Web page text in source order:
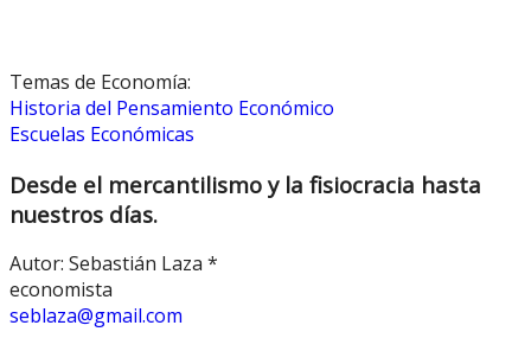
Temas de Economía:
Historia del Pensamiento Económico
Escuelas Económicas
Desde el mercantilismo y la fisiocracia hasta
nuestros días.
Autor: Sebastián Laza *
economista
seblaza@gmail.com